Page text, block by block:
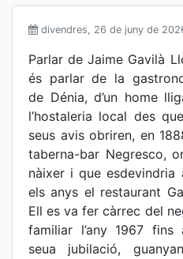
divendres, 26 de juny de
Parlar de Jaime Gavilà
és parlar de la
de Dénia, d’un home
l’hostaleria local des
seus avis obriren, en
taberna-bar Negresco,
nàixer i que esdevindria
els anys el restaurant
Ell es va fer càrrec del
familiar l’any 1967 fins
seua jubilació,